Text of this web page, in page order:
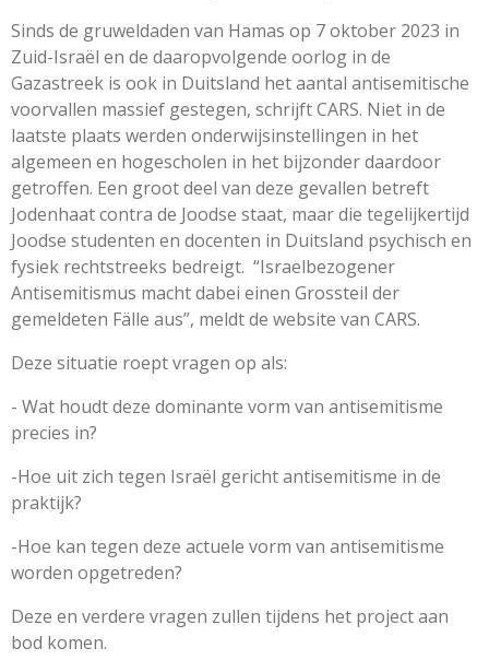
Sinds de gruweldaden van Hamas op 7 oktober 2023 in
Zuid-Israël en de daaropvolgende oorlog in de
Gazastreek is ook in Duitsland het aantal antisemitische
voorvallen massief gestegen, schrijft CARS. Niet in de
laatste plaats werden onderwijsinstellingen in het
algemeen en hogescholen in het bijzonder daardoor
getroffen. Een groot deel van deze gevallen betreft
Jodenhaat contra de Joodse staat, maar die tegelijkertijd
Joodse studenten en docenten in Duitsland psychisch en
fysiek rechtstreeks bedreigt. “Israelbezogener
Antisemitismus macht dabei einen Grossteil der
gemeldeten Fälle aus”, meldt de website van CARS.
Deze situatie roept vragen op als:
- Wat houdt deze dominante vorm van antisemitisme
precies in?
-Hoe uit zich tegen Israël gericht antisemitisme in de
praktijk?
-Hoe kan tegen deze actuele vorm van antisemitisme
worden opgetreden?
Deze en verdere vragen zullen tijdens het project aan
bod komen.